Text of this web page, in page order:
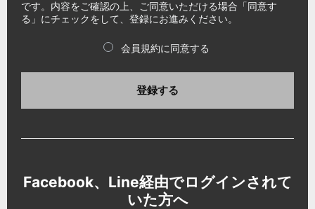
です。内容をご確認の上、ご同意いただける場合「同意す
る」にチェックをして、登録にお進みください。
会員規約に同意する
登録する
Facebook、Line経由でログインされて
いた方へ